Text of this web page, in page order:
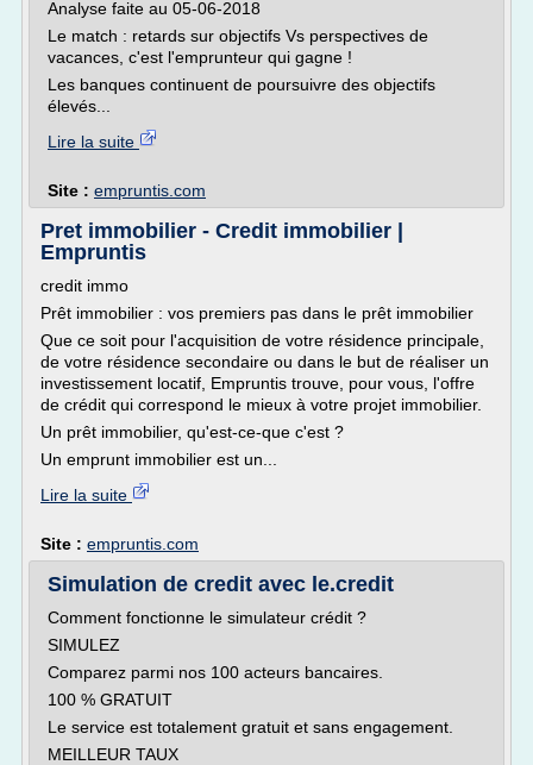
Analyse faite au 05-06-2018
Le match : retards sur objectifs Vs perspectives de
vacances, c'est l'emprunteur qui gagne !
Les banques continuent de poursuivre des objectifs
élevés...
Lire la suite
Site : empruntis.com
Pret immobilier - Credit immobilier |
Empruntis
credit immo
Prêt immobilier : vos premiers pas dans le prêt immobilier
Que ce soit pour l'acquisition de votre résidence principale,
de votre résidence secondaire ou dans le but de réaliser un
investissement locatif, Empruntis trouve, pour vous, l'offre
de crédit qui correspond le mieux à votre projet immobilier.
Un prêt immobilier, qu'est-ce-que c'est ?
Un emprunt immobilier est un...
Lire la suite
Site : empruntis.com
Simulation de credit avec le.credit
Comment fonctionne le simulateur crédit ?
SIMULEZ
Comparez parmi nos 100 acteurs bancaires.
100 % GRATUIT
Le service est totalement gratuit et sans engagement.
MEILLEUR TAUX